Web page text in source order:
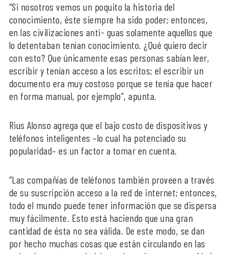
“Si nosotros vemos un poquito la historia del
conocimiento, éste siempre ha sido poder; entonces,
en las civilizaciones anti- guas solamente aquellos que
lo detentaban tenían conocimiento. ¿Qué quiero decir
con esto? Que únicamente esas personas sabían leer,
escribir y tenían acceso a los escritos; el escribir un
documento era muy costoso porque se tenía que hacer
en forma manual, por ejemplo”, apunta.
Rius Alonso agrega que el bajo costo de dispositivos y
teléfonos inteligentes –lo cual ha potenciado su
popularidad– es un factor a tomar en cuenta.
“Las compañías de teléfonos también proveen a través
de su suscripción acceso a la red de internet; entonces,
todo el mundo puede tener información que se dispersa
muy fácilmente. Esto está haciendo que una gran
cantidad de ésta no sea válida. De este modo, se dan
por hecho muchas cosas que están circulando en las